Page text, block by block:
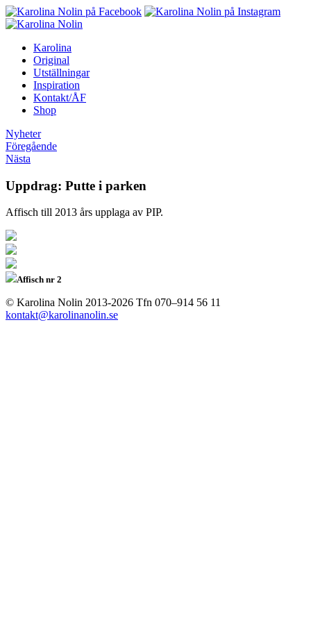
Karolina
Original
Utställningar
Inspiration
Kontakt/ÅF
Shop
Nyheter
Föregående
Nästa
Uppdrag: Putte i parken
Affisch till 2013 års upplaga av PIP.
Affisch nr 2
© Karolina Nolin 2013-2026 Tfn 070–914 56 11
kontakt@karolinanolin.se